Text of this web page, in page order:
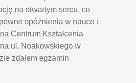
na otwartym sercu, co
opóźnienia w nauce i
Centrum Kształcenia
ul. Noakowskiego w
zdałem egzamin